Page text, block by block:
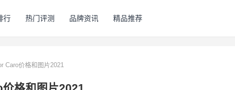
行 热门评测 品牌资讯 精品推荐
Caro价格和图片2021